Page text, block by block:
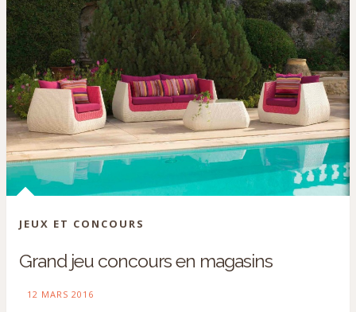
JEUX ET CONCOURS
Grand jeu concours en magasins
12 MARS 2016